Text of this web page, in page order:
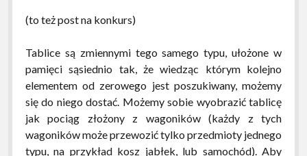
(to też post na konkurs)
Tablice są zmiennymi tego samego typu, ułożone w
pamięci sąsiednio tak, że wiedząc którym kolejno
elementem od zerowego jest poszukiwany, możemy
się do niego dostać. Możemy sobie wyobrazić tablicę
jak pociąg złożony z wagoników (każdy z tych
wagoników może przewozić tylko przedmioty jednego
typu, na przykład kosz jabłek, lub samochód). Aby